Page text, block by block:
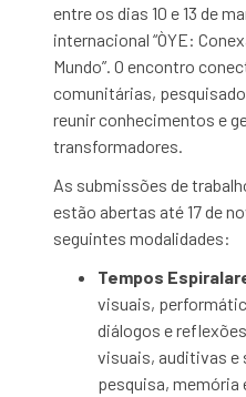
entre os dias 10 e 13 de
internacional “ÒYE:
Mundo”. O encontro
comunitárias,
reunir conhecimentos e
transformadores.
As submissões de
estão abertas até 17 de
seguintes modalidades:
Tempos
visuais,
diálogos e
visuais, auditivas e
pesquisa, memória